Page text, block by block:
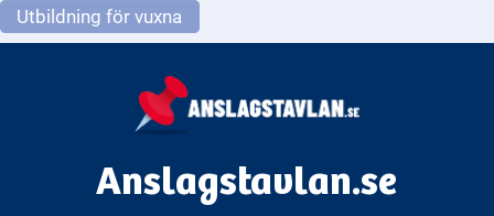
Utbildning för vuxna
Anslagstavlan.se